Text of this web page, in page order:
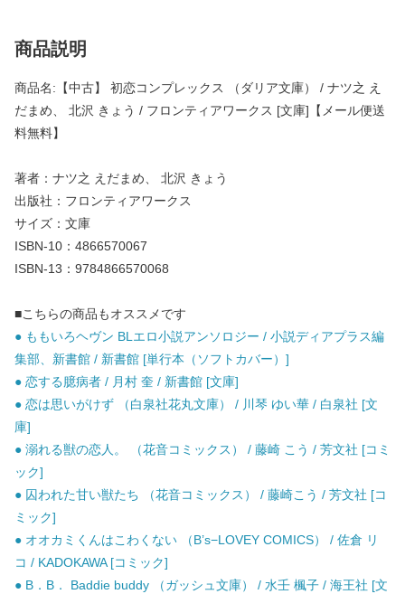
商品説明
商品名:【中古】 初恋コンプレックス （ダリア文庫） / ナツ之 え
だまめ、 北沢 きょう / フロンティアワークス [文庫]【メール便送
料無料】
著者：ナツ之 えだまめ、 北沢 きょう
出版社：フロンティアワークス
サイズ：文庫
ISBN-10：4866570067
ISBN-13：9784866570068
■こちらの商品もオススメです
● ももいろヘヴン BLエロ小説アンソロジー / 小説ディアプラス編
集部、新書館 / 新書館 [単行本（ソフトカバー）]
● 恋する臆病者 / 月村 奎 / 新書館 [文庫]
● 恋は思いがけず （白泉社花丸文庫） / 川琴 ゆい華 / 白泉社 [文
庫]
● 溺れる獣の恋人。 （花音コミックス） / 藤崎 こう / 芳文社 [コミ
ック]
● 囚われた甘い獣たち （花音コミックス） / 藤崎こう / 芳文社 [コ
ミック]
● オオカミくんはこわくない （B’s−LOVEY COMICS） / 佐倉 リ
コ / KADOKAWA [コミック]
● B．B． Baddie buddy （ガッシュ文庫） / 水壬 楓子 / 海王社 [文